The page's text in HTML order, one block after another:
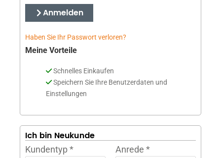
Anmelden
Haben Sie Ihr Passwort verloren?
Meine Vorteile
Schnelles Einkaufen
Speichern Sie Ihre Benutzerdaten und
Einstellungen
Ich bin Neukunde
Kundentyp* Anrede*